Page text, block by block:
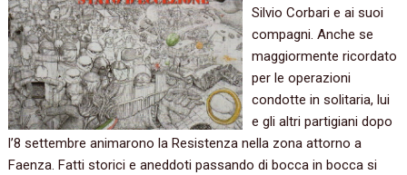
Silvio Corbari e ai suoi
compagni. Anche se
maggiormente ricordato
per le operazioni
condotte in solitaria, lui
e gli altri partigiani dopo
l’8 settembre animarono la Resistenza nella zona attorno a
Faenza. Fatti storici e aneddoti passando di bocca in bocca si